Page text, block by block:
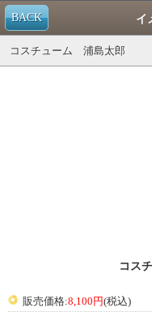
BACK イ
コスチューム 浦島太郎
コス
販売価格:8,100円(税込)